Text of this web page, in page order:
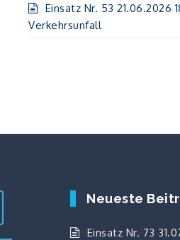
Einsatz Nr. 53 21.06.2026
Verkehrsunfall
Neueste
Einsatz Nr. 73